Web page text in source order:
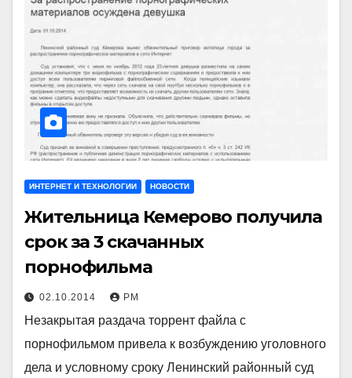
ИНТЕРНЕТ И ТЕХНОЛОГИИ НОВОСТИ
Жительница Кемерово получила
срок за 3 скачанных
порнофильма
02.10.2014 РМ
Незакрытая раздача торрент файла с
порнофильмом привела к возбуждению уголовного
дела и условному сроку Ленинский районный суд